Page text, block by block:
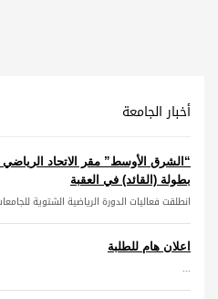
أخبار الجامعة
“الشرق الأوسط” مقر الاتحاد الرياضي
بطولة (القائد) في العقبة
انطلقت فعاليات الدورة الرياضية الشتوية
اعلان هام للطلبة
...